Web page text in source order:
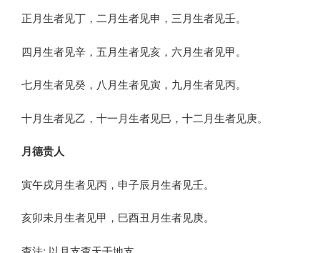
正月生者见丁，二月生者见申，三月生者见壬。
四月生者见辛，五月生者见亥，六月生者见甲。
七月生者见癸，八月生者见寅，九月生者见丙。
十月生者见乙，十一月生者见巳，十二月生者见庚。
月德贵人
寅午戌月生者见丙，申子辰月生者见壬。
亥卯未月生者见甲，巳酉丑月生者见庚。